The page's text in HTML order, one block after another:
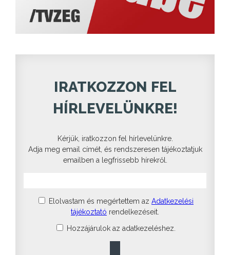
IRATKOZZON FEL
HÍRLEVELÜNKRE!
Kérjük, iratkozzon fel hírlevelünkre.
Adja meg email címét, és rendszeresen tájékoztatjuk
emailben a legfrissebb hírekről.
Elolvastam és megértettem az Adatkezelési
tájékoztató rendelkezéseit.
Hozzájárulok az adatkezeléshez.